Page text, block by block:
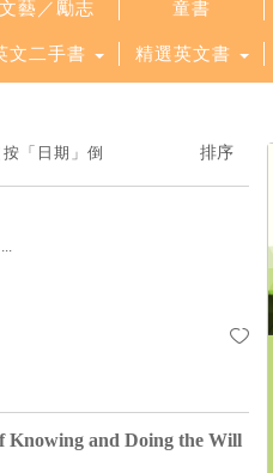
文藝／勵志 童書
文二手書 精選英文書
「日期」倒
Knowing and Doing the Will